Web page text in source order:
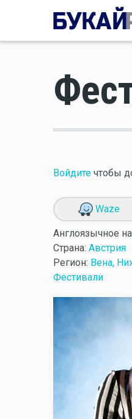
Войдите чтобы
Waze
Англоязычное
Страна: Австрия
Регион: Вена,
Фестивали